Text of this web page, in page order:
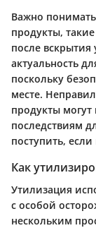
Важно
продукты,
после вскрытия
актуальность
поскольку
месте.
продукты
последствиям
поступить,
Как
Утилизация
с особой
нескольким